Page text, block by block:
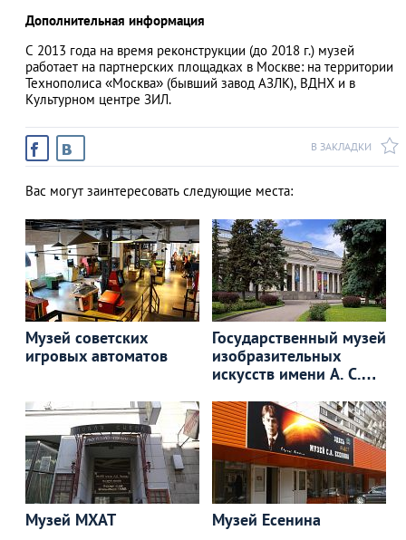
Дополнительная информация
С 2013 года на время реконструкции (до 2018 г.) музей
работает на партнерских площадках в Москве: на территории
Технополиса «Москва» (бывший завод АЗЛК), ВДНХ и в
Культурном центре ЗИЛ.
В ЗАКЛАДКИ
Вас могут заинтересовать следующие места:
Музей советских
игровых автоматов
Государственный музей
изобразительных
искусств имени А. С.
Музей МХАТ Музей Есенина